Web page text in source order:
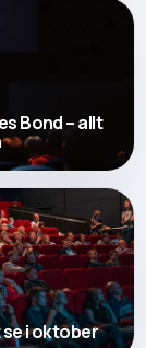
Bond – allt
i oktober